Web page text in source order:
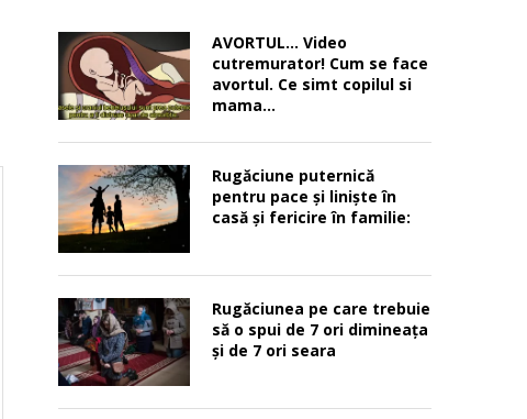
AVORTUL… Video
cutremurator! Cum se face
avortul. Ce simt copilul si
mama…
Rugăciune puternică
pentru pace şi linişte în
casă şi fericire în familie:
Rugăciunea pe care trebuie
să o spui de 7 ori dimineața
și de 7 ori seara